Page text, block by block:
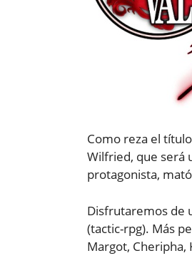
Como reza el
Wilfried, que será
protagonista,
Disfrutaremos de
(tactic-rpg). Más
Margot, Cheripha,